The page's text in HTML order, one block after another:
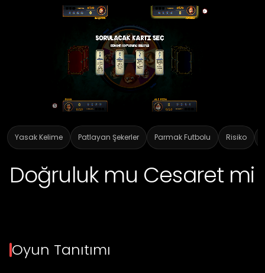
Yasak Kelime Patlayan Şekerler Parmak Futbolu Risiko
Doğruluk mu Cesaret mi
Oyun Tanıtımı